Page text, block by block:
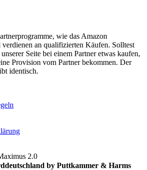
wie das Amazon
verdienen an qualifizierten Käufen. Solltest
Seite bei einem Partner etwas kaufen,
Provision vom Partner bekommen. Der
identisch.
2.0
by Puttkammer & Harms